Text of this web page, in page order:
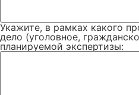
Укажите, в рамках какого
дело (уголовное,
планируемой экспертизы: